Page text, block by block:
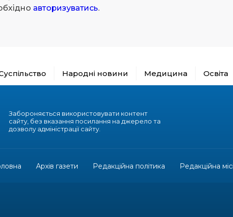
авторизуватись.
Народні новини Медицина Освіта
Забороняється використовувати контент
сайту, без вказання посилання на джерело та
дозволу адміністрації сайту.
Архів газети Редакційна політика Редакційна